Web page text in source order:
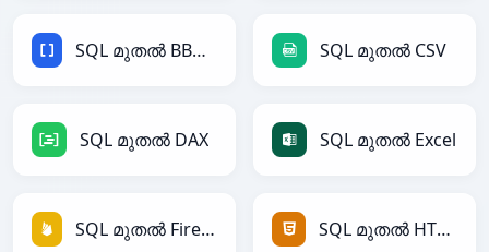
SQL മുതൽ BBCode SQL മുതൽ CSV
SQL മുതൽ DAX SQL മുതൽ Excel
SQL മുതൽ Firebase SQL മുതൽ HTML